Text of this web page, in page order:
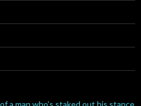
a man who’s staked out his stance